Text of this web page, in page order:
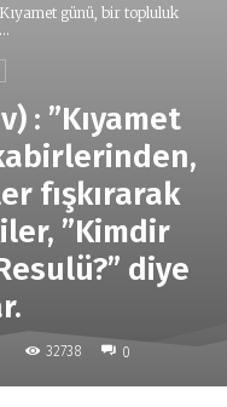
günü, bir topluluk
: ”Kıyamet
fışkırarak
”Kimdir
diye
32738 0